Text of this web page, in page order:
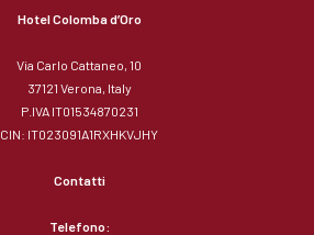
Hotel Colomba d’Oro
Via Carlo Cattaneo, 10
37121 Verona, Italy
P.IVA IT01534870231
CIN: IT023091A1RXHKVJHY
Contatti
Telefono: